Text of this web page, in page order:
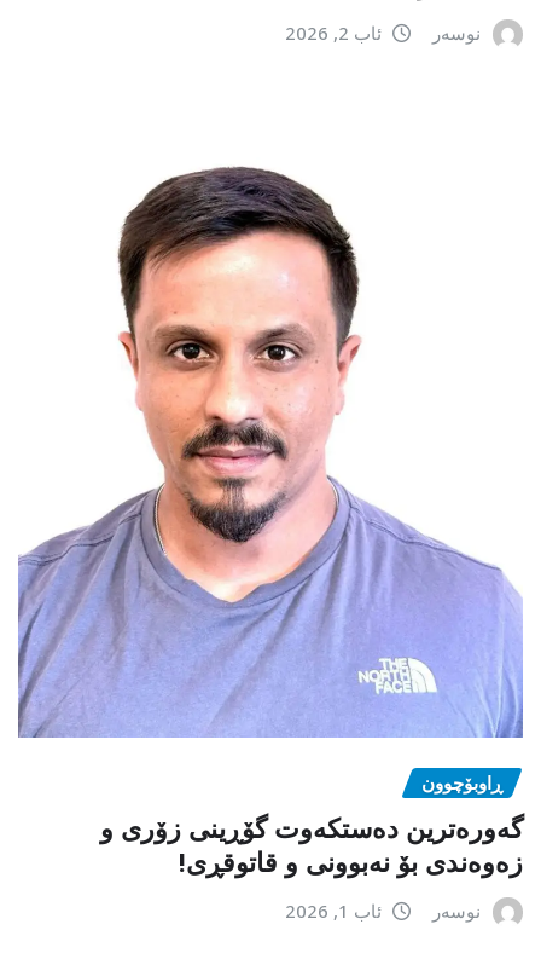
نوسەر ئاب 2, 2026
ڕاوبۆچوون
گەورەترین دەستکەوت گۆڕینی زۆری و
زەوەندی بۆ نەبوونی و قاتوقڕی!
نوسەر ئاب 1, 2026